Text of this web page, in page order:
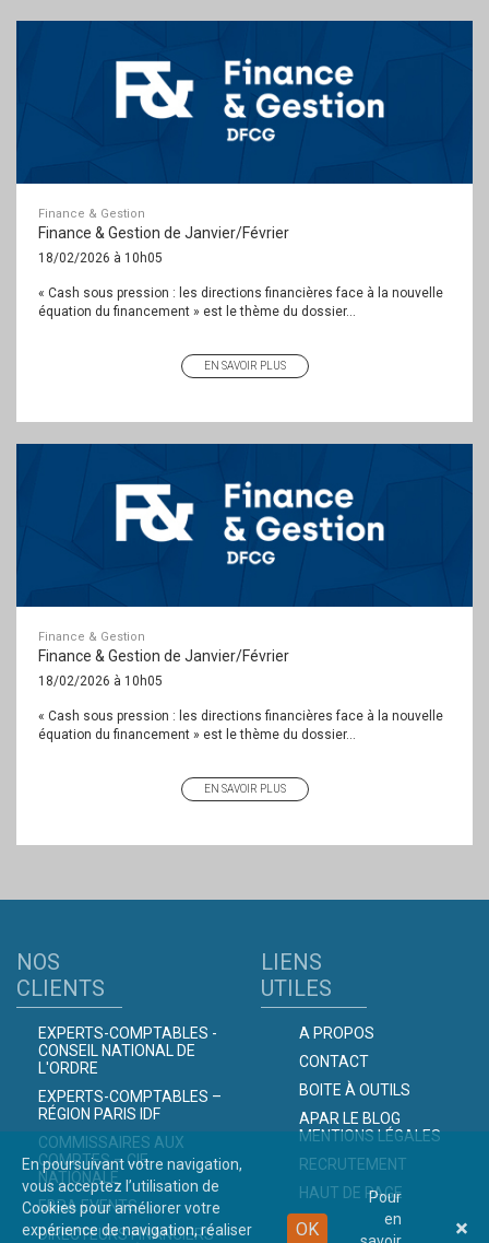
Finance & Gestion
Finance & Gestion de Janvier/Février
18/02/2026 à 10h05
« Cash sous pression : les directions financières face à la nouvelle
équation du financement » est le thème du dossier...
EN SAVOIR PLUS
Finance & Gestion
Finance & Gestion de Janvier/Février
18/02/2026 à 10h05
« Cash sous pression : les directions financières face à la nouvelle
équation du financement » est le thème du dossier...
EN SAVOIR PLUS
NOS
CLIENTS
EXPERTS-COMPTABLES -
CONSEIL NATIONAL DE
L'ORDRE
EXPERTS-COMPTABLES –
RÉGION PARIS IDF
COMMISSAIRES AUX
COMPTES – CIE
NATIONALE
EBRA EVENTS
DIRECTEURS FINANCIERS
LIENS
UTILES
A PROPOS
CONTACT
BOITE À OUTILS
APAR LE BLOG
MENTIONS LÉGALES
RECRUTEMENT
HAUT DE PAGE
En poursuivant votre navigation,
vous acceptez l’utilisation de
Cookies pour améliorer votre
expérience de navigation, réaliser
OK
Pour
en